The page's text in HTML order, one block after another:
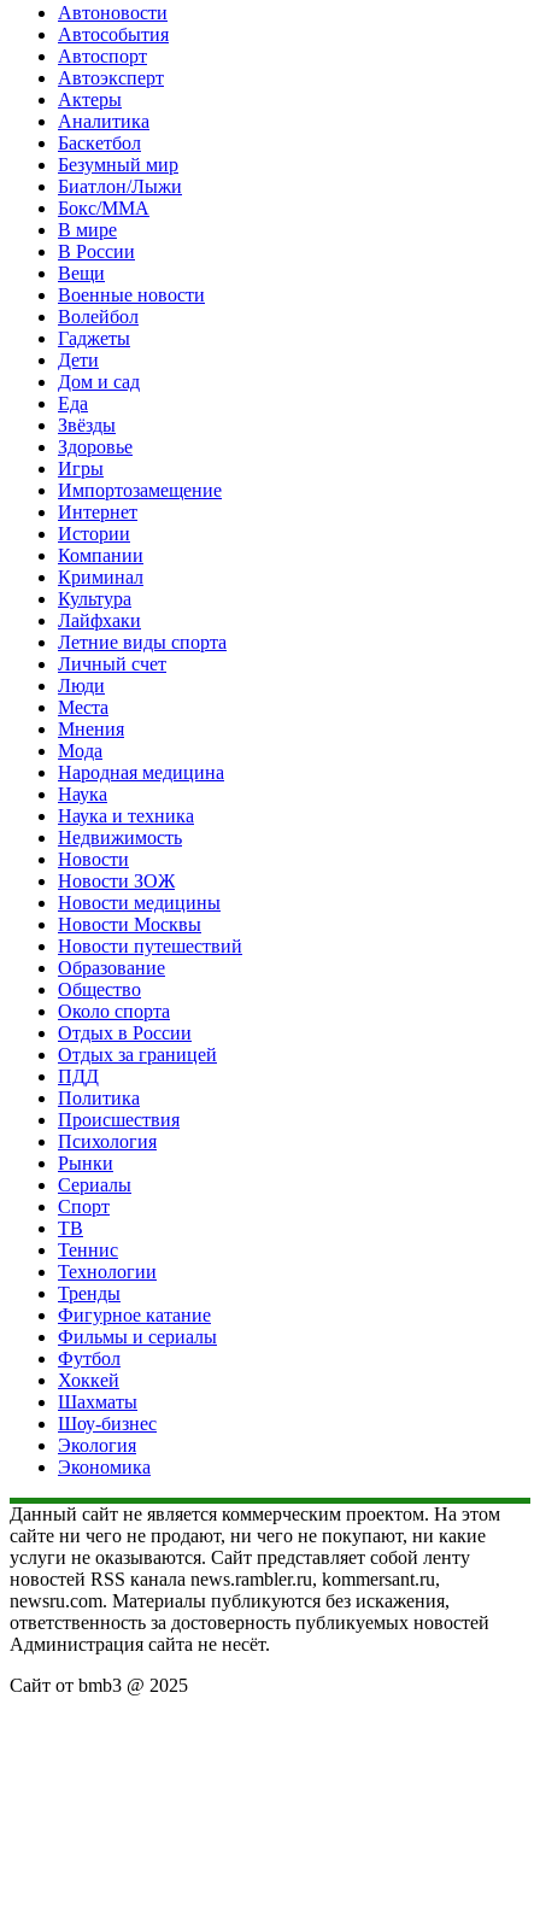
Автоновости
Автособытия
Автоспорт
Автоэксперт
Актеры
Аналитика
Баскетбол
Безумный мир
Биатлон/Лыжи
Бокс/MMA
В мире
В России
Вещи
Военные новости
Волейбол
Гаджеты
Дети
Дом и сад
Еда
Звёзды
Здоровье
Игры
Импортозамещение
Интернет
Истории
Компании
Криминал
Культура
Лайфхаки
Летние виды спорта
Личный счет
Люди
Места
Мнения
Мода
Народная медицина
Наука
Наука и техника
Недвижимость
Новости
Новости ЗОЖ
Новости медицины
Новости Москвы
Новости путешествий
Образование
Общество
Около спорта
Отдых в России
Отдых за границей
ПДД
Политика
Происшествия
Психология
Рынки
Сериалы
Спорт
ТВ
Теннис
Технологии
Тренды
Фигурное катание
Фильмы и сериалы
Футбол
Хоккей
Шахматы
Шоу-бизнес
Экология
Экономика
Данный сайт не является коммерческим проектом. На этом
сайте ни чего не продают, ни чего не покупают, ни какие
услуги не оказываются. Сайт представляет собой ленту
новостей RSS канала news.rambler.ru, kommersant.ru,
newsru.com. Материалы публикуются без искажения,
ответственность за достоверность публикуемых новостей
Администрация сайта не несёт.
Сайт от bmb3 @ 2025